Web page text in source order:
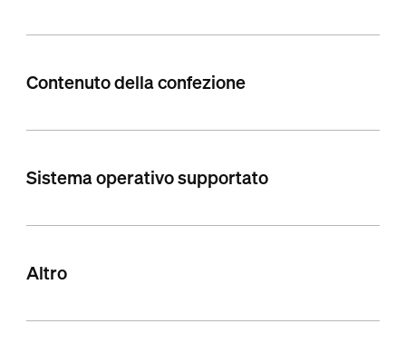
Contenuto della confezione
Sistema operativo supportato
Altro